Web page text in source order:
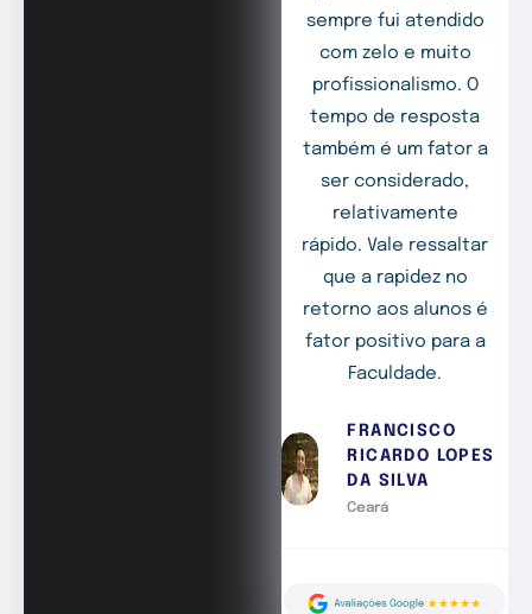
sempre fui atendido
com zelo e muito
profissionalismo. O
tempo de resposta
também é um fator a
ser considerado,
relativamente
rápido. Vale ressaltar
que a rapidez no
retorno aos alunos é
fator positivo para a
Faculdade.
FRANCISCO
RICARDO LOPES
DA SILVA
Ceará